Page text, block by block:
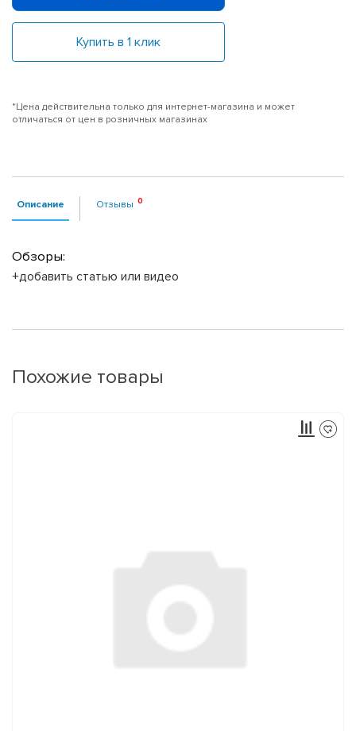
Купить в 1 клик
*Цена действительна только для интернет-магазина и может
отличаться от цен в розничных магазинах
Описание Отзывы
Обзоры:
+добавить статью или видео
Похожие товары